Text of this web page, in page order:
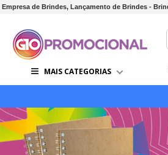
Empresa de Brindes, Lançamento de Brindes -
MAIS CATEGORIAS